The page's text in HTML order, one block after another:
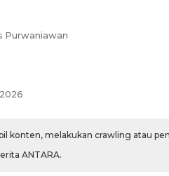
Purwaniawan
konten, melakukan crawling atau
ANTARA.